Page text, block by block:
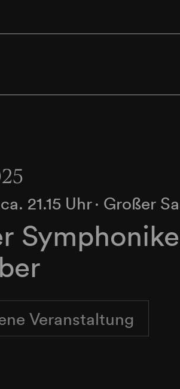
21.15 Uhr∙ Großer
Veranstaltung